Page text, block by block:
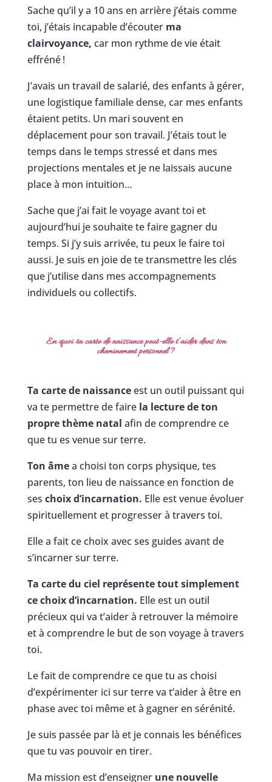
Sache qu’il y a 10 ans en arrière j’étais comme
toi, j’étais incapable d’écouter ma
clairvoyance, car mon rythme de vie était
effréné !
J’avais un travail de salarié, des enfants à gérer,
une logistique familiale dense, car mes enfants
étaient petits. Un mari souvent en
déplacement pour son travail. J’étais tout le
temps dans le temps stressé et dans mes
projections mentales et je ne laissais aucune
place à mon intuition…
Sache que j’ai fait le voyage avant toi et
aujourd’hui je souhaite te faire gagner du
temps. Si j’y suis arrivée, tu peux le faire toi
aussi. Je suis en joie de te transmettre les clés
que j’utilise dans mes accompagnements
individuels ou collectifs.
En quoi ta carte de naissance peut-elle t’aider dans ton
cheminement personnel?
Ta carte de naissanceest un outil puissant qui
va te permettre de faire la lecture de ton
propre thème natal afin de comprendre ce
que tu es venue sur terre.
Ton âmea choisi ton corps physique, tes
parents, ton lieu de naissance en fonction de
ses choix d’incarnation. Elle est venue évoluer
spirituellement et progresser à travers toi.
Elle a fait ce choix avec ses guides avant de
s’incarner sur terre.
Ta carte du ciel représente tout simplement
ce choix d’incarnation. Elle est un outil
précieux qui va t’aider à retrouver la mémoire
et à comprendre le but de son voyage à travers
toi.
Le fait de comprendre ce que tu as choisi
d’expérimenter ici sur terre va t’aider à être en
phase avec toi même et à gagner en sérénité.
Je suis passée par là et je connais les bénéfices
que tu vas pouvoir en tirer.
Ma mission est d’enseigner une nouvelle